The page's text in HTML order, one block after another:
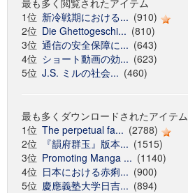
最も多く閲覧されたアイテム
1位 新冷戦期における... (910)
2位 Die Ghettogeschi... (810)
3位 通信の安全保障に... (643)
4位 ショート動画の効... (623)
5位 J.S. ミルの社会... (460)
最も多くダウンロードされたアイテム
1位 The perpetual fa... (2788)
2位
『韻府群玉』版本... (1515)
3位 Promoting Manga ... (1140)
4位 日本における赤痢... (900)
5位 慶應義塾大学日吉... (894)